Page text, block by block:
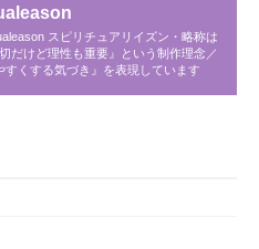
スピリチュアリイズン・略称は
だけど理性も重要』という制作理念／
くする気づき』を表現しています